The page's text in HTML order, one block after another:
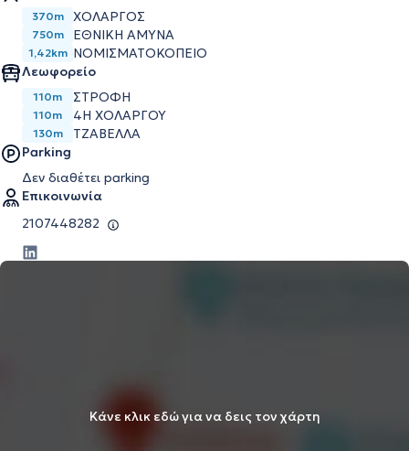
370m ΧΟΛΑΡΓΌΣ
750m ΕΘΝΙΚΉ ΆΜΥΝΑ
1,42km ΝΟΜΙΣΜΑΤΟΚΟΠΕΊΟ
Λεωφορείο
110m ΣΤΡΟΦΗ
110m 4Η ΧΟΛΑΡΓΟΥ
130m
ΤΖΑΒΕΛΛΑ
Parking
Δεν διαθέτει parking
Επικοινωνία
2107448282
Κάνε κλικ εδώ για να δεις τον χάρτη